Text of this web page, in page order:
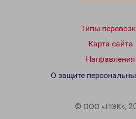
Типы
Карта сайта
Направления
© ООО «ПЭК»,
О защите